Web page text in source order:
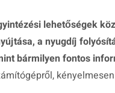
lehetőségek
a nyugdíj
bármilyen fontos